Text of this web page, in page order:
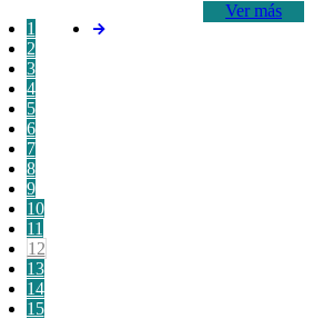
Ver más
1
2
3
4
5
6
7
8
9
10
11
12
13
14
15